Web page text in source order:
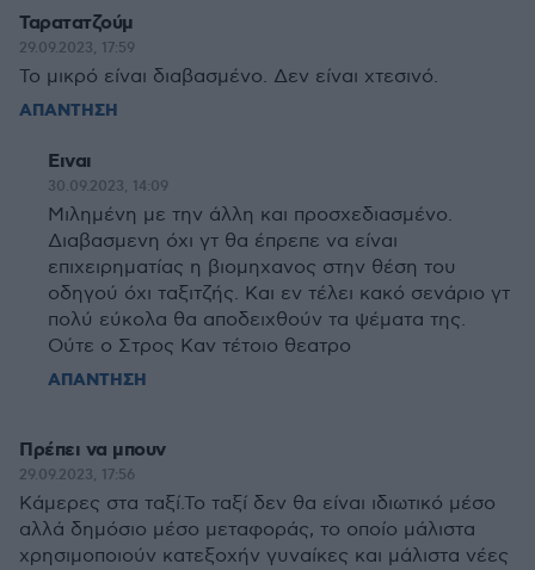
Ταρατατζούμ
29.09.2023, 17:59
Το μικρό είναι διαβασμένο. Δεν είναι χτεσινό.
ΑΠΑΝΤΗΣΗ
Ειναι
30.09.2023, 14:09
Μιλημένη με την άλλη και προσχεδιασμένο.
Διαβασμενη όχι γτ θα έπρεπε να είναι
επιχειρηματίας η βιομηχανος στην θέση του
οδηγού όχι ταξιτζής. Και εν τέλει κακό σενάριο γτ
πολύ εύκολα θα αποδειχθούν τα ψέματα της.
Ούτε ο Στρος Καν τέτοιο θεατρο
ΑΠΑΝΤΗΣΗ
Πρέπει να μπουν
29.09.2023, 17:56
Κάμερες στα ταξί.Το ταξί δεν θα είναι ιδιωτικό μέσο
αλλά δημόσιο μέσο μεταφοράς, το οποίο μάλιστα
χρησιμοποιούν κατεξοχήν γυναίκες και μάλιστα νέες